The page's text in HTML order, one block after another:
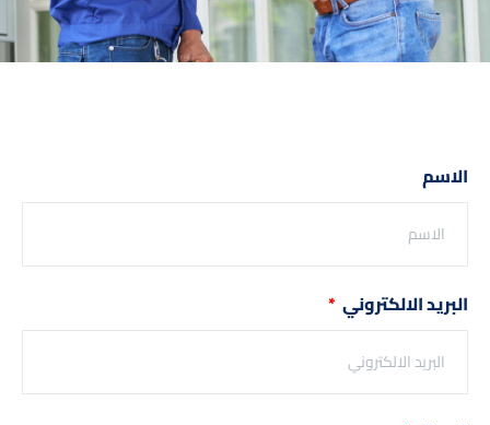
الاسم
البريد الالكتروني